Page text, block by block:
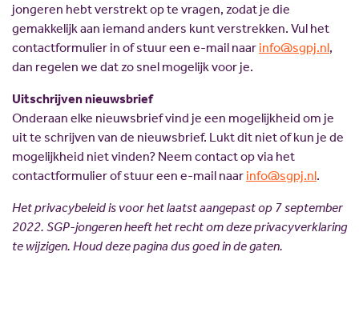
jongeren hebt verstrekt op te vragen, zodat je die
gemakkelijk aan iemand anders kunt verstrekken. Vul het
contactformulier in of stuur een e-mail naar info@sgpj.nl,
dan regelen we dat zo snel mogelijk voor je.
Uitschrijven nieuwsbrief
Onderaan elke nieuwsbrief vind je een mogelijkheid om je
uit te schrijven van de nieuwsbrief. Lukt dit niet of kun je de
mogelijkheid niet vinden? Neem contact op via het
contactformulier of stuur een e-mail naar info@sgpj.nl.
Het privacybeleid is voor het laatst aangepast op 7 september
2022. SGP-jongeren heeft het recht om deze privacyverklaring
te wijzigen. Houd deze pagina dus goed in de gaten.